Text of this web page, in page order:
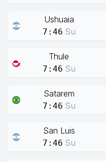
Ushuaia
7:46 Su
Thule
7:46 Su
Satarem
7:46 Su
San Luis
7:46 Su